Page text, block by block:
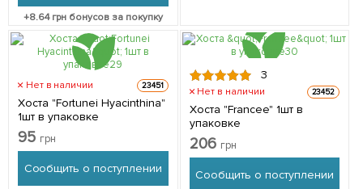
+8.64грн бонусов за покупку
Нет в наличии 23451
Хоста "Fortunei Hyacinthina"
1шт в упаковке
95 грн
Сообщить о поступлении
3
Нет в наличии 23452
Хоста "Francee" 1шт в
упаковке
206 грн
Сообщить о поступлении